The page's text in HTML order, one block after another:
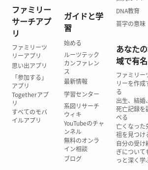
ファミリー
サーチアプ
リ
ファミリーツ
リーアプリ
思い出アプリ
「参加する」
アプリ
Togetherアプ
リ
すべてのモバ
イルアプリ
ガイドと学
習
始める
ルーツテック
カンファレン
ス
最新情報
学習センター
系図リサーチ
ウィキ
YouTubeのチャ
ンネル
無料のオンラ
イン相談
ブログ
DNA教育
苗字の意味
あなた
域で有名
ファミリー
リーを作成
る
出生、結婚、
死亡記録を
べる
亡くなった
祖を見つけ
自分の受け
ぎについて
っと深く学